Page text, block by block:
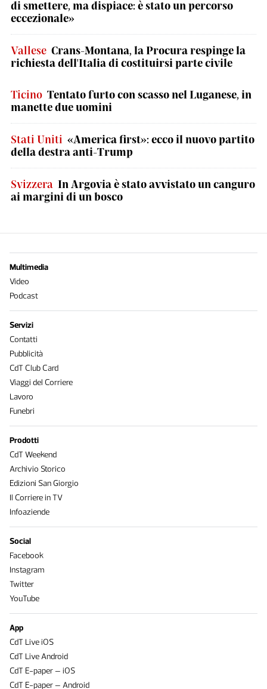
di smettere, ma dispiace: è stato un percorso
eccezionale»
Vallese Crans-Montana, la Procura respinge la
richiesta dell'Italia di costituirsi parte civile
Ticino Tentato furto con scasso nel Luganese, in
manette due uomini
Stati Uniti «America first»: ecco il nuovo partito
della destra anti-Trump
Svizzera In Argovia è stato avvistato un canguro
ai margini di un bosco
Multimedia
Video
Podcast
Servizi
Contatti
Pubblicità
CdT Club Card
Viaggi del Corriere
Lavoro
Funebri
Prodotti
CdT Weekend
Archivio Storico
Edizioni San Giorgio
Il Corriere in TV
Infoaziende
Social
Facebook
Instagram
Twitter
YouTube
App
CdT Live iOS
CdT Live Android
CdT E-paper – iOS
CdT E-paper – Android